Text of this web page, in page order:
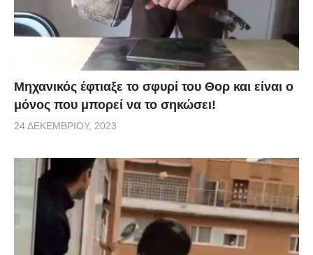
Μηχανικός έφτιαξε το σφυρί του Θορ και είναι ο
μόνος που μπορεί να το σηκώσει!
24 ΔΕΚΕΜΒΡΊΟΥ, 2023